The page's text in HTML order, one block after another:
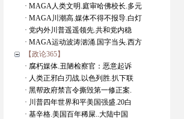
· MAGA人类文明.庭审哈佛校长.多元
· MAGA川潮高.媒体不得不报导.白灯
· 党内外川普遥遥领先.共和党内稳
· MAGA运动波涛汹涌.国字当头.西方
【政论365】
· 腐朽媒体.丑陋检察官：恶意起诉
· 人类正邪白刃战.以色列胜.扒下联
· 黑帮政府禁言令撕毁第一修正案.
· 川普四年世界和平美国强盛.20白
· 基辛格.美国百年稀屎..大陆中国